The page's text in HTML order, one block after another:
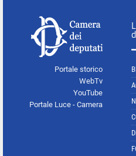
Portale storico
WebTv
YouTube
Portale Luce - Camera